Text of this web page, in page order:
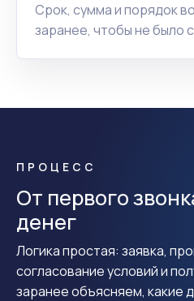
Срок, сумма и порядок
заранее, чтобы не было
ПРОЦЕСС
От первого
денег
Логика простая: заявка,
согласование условий и
заранее объясняем, какие